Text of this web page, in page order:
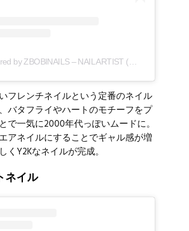
フレンチネイルという定番のネイル
バタフライやハートのモチーフをプ
で一気に2000年代っぽいムードに。
アネイルにすることでギャル感が増
くY2Kなネイルが完成。
ネイル